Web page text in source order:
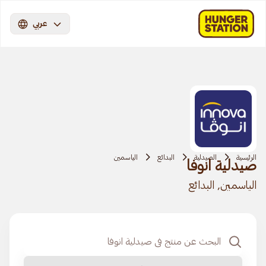
عربي
الرئيسية الصيدلية البدائع الياسمين
صيدلية انوفا
الياسمين, البدائع